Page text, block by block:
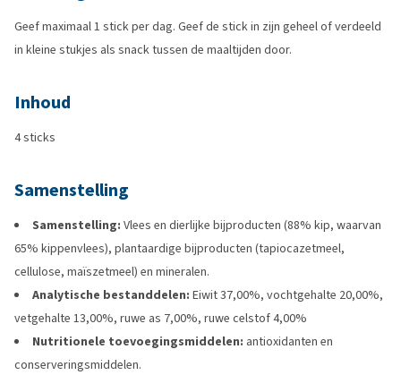
Geef maximaal 1 stick per dag. Geef de stick in zijn geheel of verdeeld
in kleine stukjes als snack tussen de maaltijden door.
Inhoud
4 sticks
Samenstelling
Samenstelling: Vlees en dierlijke bijproducten (88% kip, waarvan
65% kippenvlees), plantaardige bijproducten (tapiocazetmeel,
cellulose, maïszetmeel) en mineralen.
Analytische bestanddelen: Eiwit 37,00%, vochtgehalte 20,00%,
vetgehalte 13,00%, ruwe as 7,00%, ruwe celstof 4,00%
Nutritionele toevoegingsmiddelen: antioxidanten en
conserveringsmiddelen.